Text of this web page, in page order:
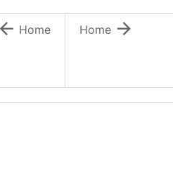

Home
 Home